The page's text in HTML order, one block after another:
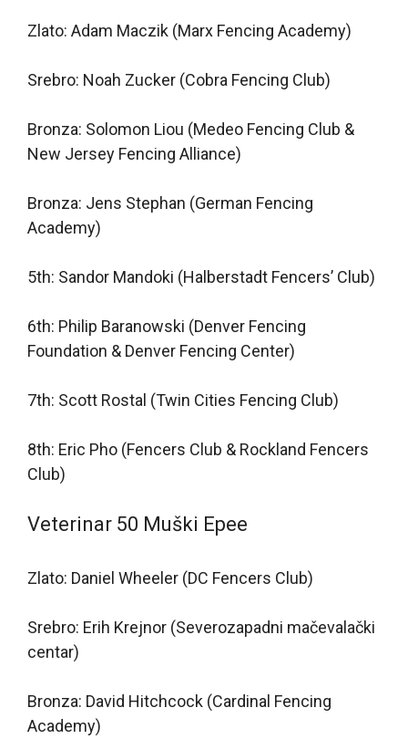
Zlato: Adam Maczik (Marx Fencing Academy)
Srebro: Noah Zucker (Cobra Fencing Club)
Bronza: Solomon Liou (Medeo Fencing Club &
New Jersey Fencing Alliance)
Bronza: Jens Stephan (German Fencing
Academy)
5th: Sandor Mandoki (Halberstadt Fencers’ Club)
6th: Philip Baranowski (Denver Fencing
Foundation & Denver Fencing Center)
7th: Scott Rostal (Twin Cities Fencing Club)
8th: Eric Pho (Fencers Club & Rockland Fencers
Club)
Veterinar 50 Muški Epee
Zlato: Daniel Wheeler (DC Fencers Club)
Srebro: Erih Krejnor (Severozapadni mačevalački
centar)
Bronza: David Hitchcock (Cardinal Fencing
Academy)